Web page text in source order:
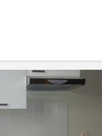
KN 399
l henalux Uniquement pour